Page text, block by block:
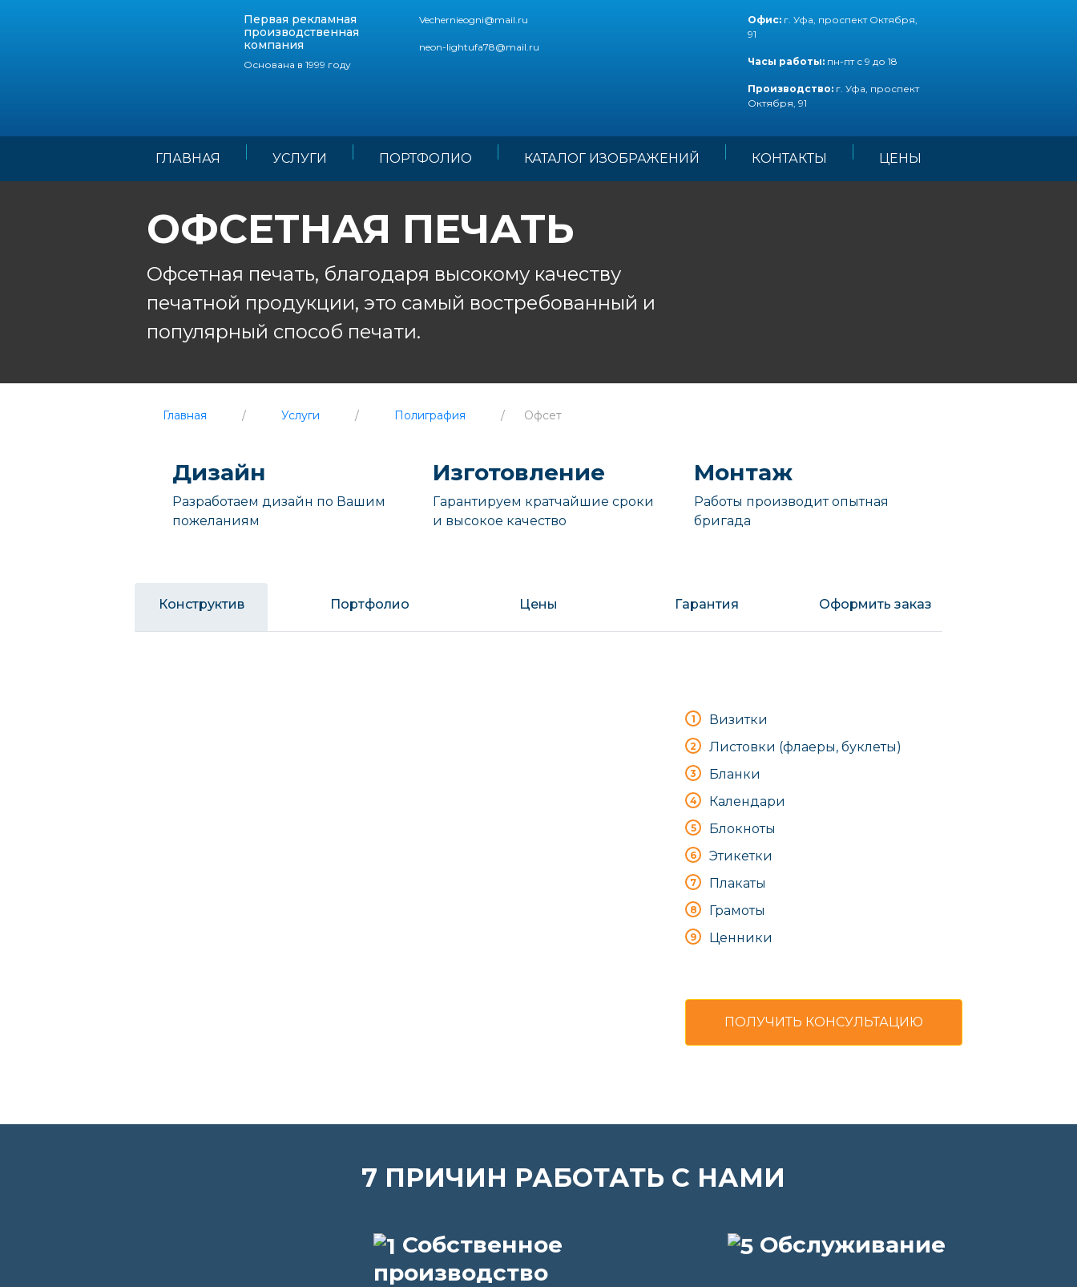
Первая рекламная
производственная
компания
Основана в 1999 году
Vechernieogni@mail.ru
neon-lightufa78@mail.ru
Офис: г. Уфа, проспект Октября,
91
Часы работы: пн-пт с 9 до 18
Производство: г. Уфа, проспект
Октября, 91
ГЛАВНАЯ УСЛУГИ ПОРТФОЛИО КАТАЛОГ ИЗОБРАЖЕНИЙ КОНТАКТЫ ЦЕНЫ
ОФСЕТНАЯ ПЕЧАТЬ
Офсетная печать, благодаря высокому качеству
печатной продукции, это самый востребованный и
популярный способ печати.
Главная / Услуги / Полиграфия / Офсет
Дизайн
Разработаем дизайн по Вашим
пожеланиям
Изготовление
Гарантируем кратчайшие сроки
и высокое качество
Монтаж
Работы производит опытная
бригада
Конструктив Портфолио Цены Гарантия Оформить заказ
Визитки
Листовки (флаеры, буклеты)
Бланки
Календари
Блокноты
Этикетки
Плакаты
Грамоты
Ценники
ПОЛУЧИТЬ КОНСУЛЬТАЦИЮ
7 ПРИЧИН РАБОТАТЬ С НАМИ
Собственное
производство
Обслуживание